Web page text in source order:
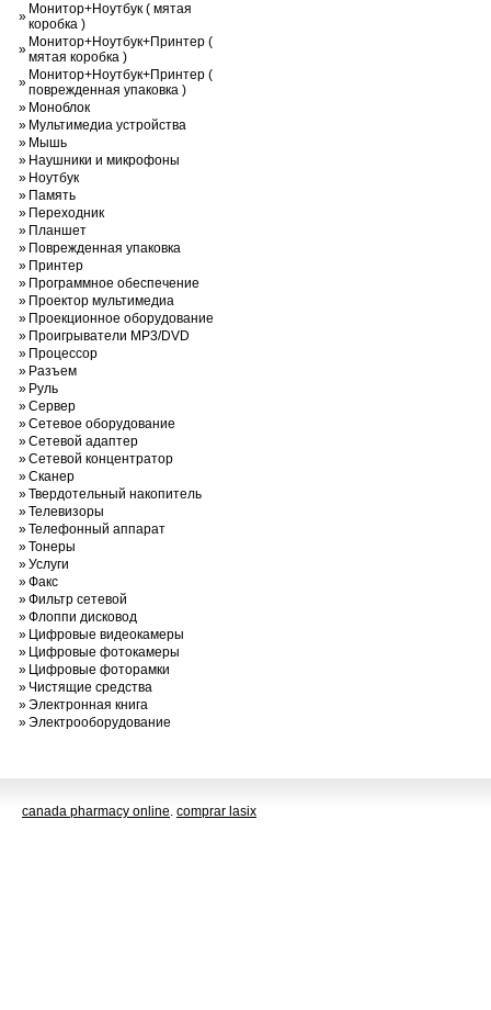
» Монитор+Ноутбук ( мятая
коробка )
» Монитор+Ноутбук+Принтер (
мятая коробка )
» Монитор+Ноутбук+Принтер (
поврежденная упаковка )
» Моноблок
» Мультимедиа устройства
» Мышь
» Наушники и микрофоны
» Ноутбук
» Память
» Переходник
» Планшет
» Поврежденная упаковка
» Принтер
» Программное обеспечение
» Проектор мультимедиа
» Проекционное оборудование
» Проигрыватели MP3/DVD
» Процессор
» Разъем
» Руль
»Сервер
»Сетевое оборудование
»Сетевой адаптер
»Сетевой концентратор
»Сканер
»Твердотельный накопитель
»Телевизоры
»Телефонный аппарат
»Тонеры
»Услуги
»Факс
»Фильтр сетевой
»Флоппи дисковод
» Цифровые видеокамеры
» Цифровые фотокамеры
» Цифровые фоторамки
» Чистящие средства
»Электронная книга
»Электрооборудование
canada pharmacy online. comprar lasix